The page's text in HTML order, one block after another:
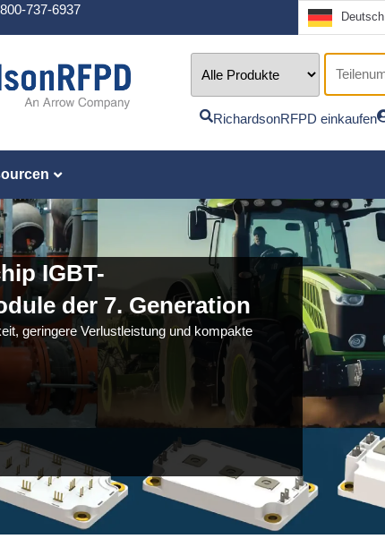
737-6937 Deutsch
RichardsonRFPD einkaufen
IGBT-
der 7. Generation
geringere Verlustleistung und kompakte